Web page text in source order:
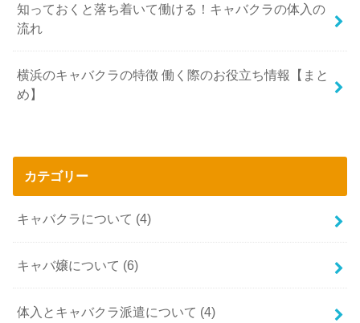
知っておくと落ち着いて働ける！キャバクラの体入の
流れ
横浜のキャバクラの特徴 働く際のお役立ち情報【まと
め】
カテゴリー
キャバクラについて (4)
キャバ嬢について (6)
体入とキャバクラ派遣について (4)